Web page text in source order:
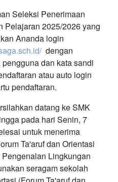
Seleksi Penerimaan
Pelajaran 2025/2026 yang
Ananda login
dengan
dan kata sandi
atau auto login
pendaftaran.
datang ke SMK
pada hari Senin, 7
untuk menerima
Ta'aruf dan Orientasi
Lingkungan
seragam sekolah